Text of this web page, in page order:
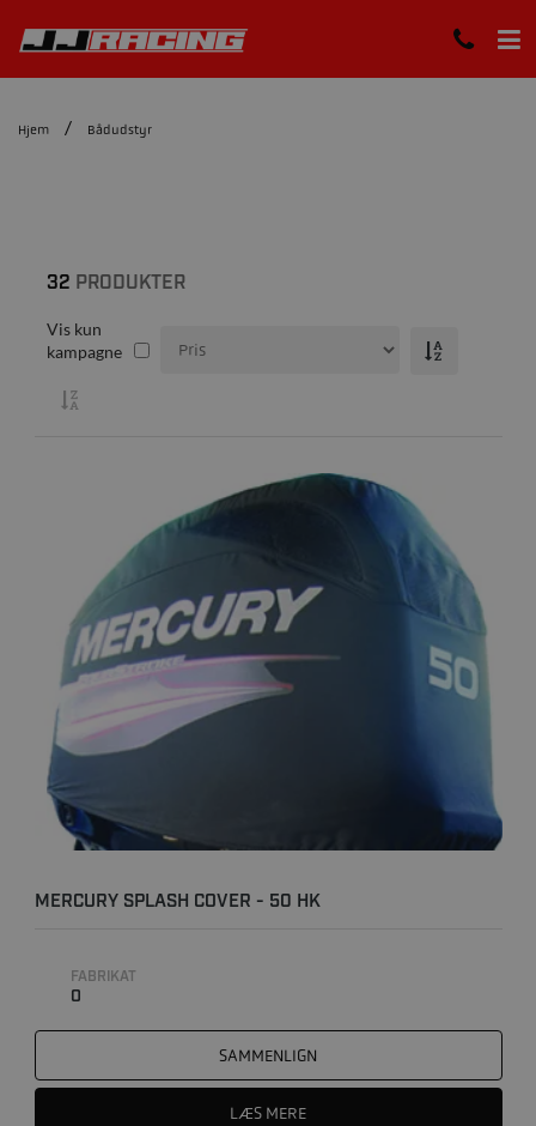
Hjem Bådudstyr
32 PRODUKTER
Vis kun
kampagne
MERCURY SPLASH COVER - 50 HK
FABRIKAT
0
SAMMENLIGN
LÆS MERE